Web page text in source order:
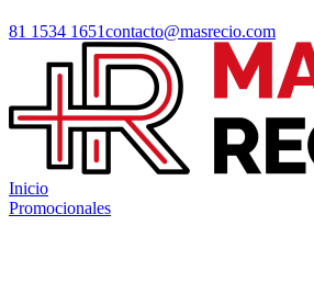
81 1534 1651contacto@masrecio.com
Inicio
Promocionales